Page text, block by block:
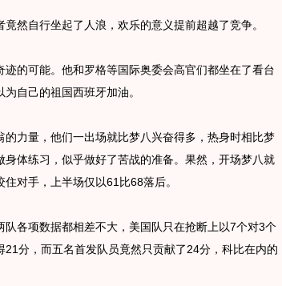
然自行坐起了人浪，欢乐的意义提前超越了竞争。
的可能。他和罗格等国际奥委会高官们都坐在了看台
自己的祖国西班牙加油。
力量，他们一出场就比梦八兴奋得多，热身时相比梦
身体练习，似乎做好了苦战的准备。果然，开场梦八就
对手，上半场仅以61比68落后。
各项数据都相差不大，美国队只在抢断上以7个对3个
分，而五名首发队员竟然只贡献了24分，科比在内的